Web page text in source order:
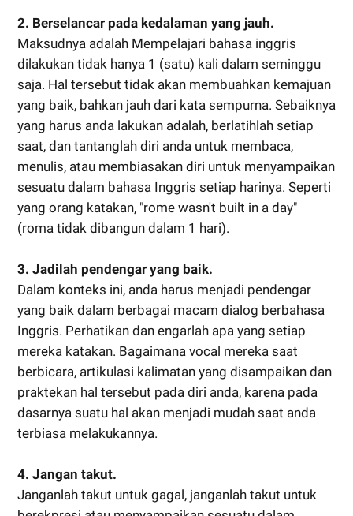
2. Berselancar pada kedalaman yang jauh.
Maksudnya adalah Mempelajari bahasa inggris
dilakukan tidak hanya 1 (satu) kali dalam seminggu
saja. Hal tersebut tidak akan membuahkan kemajuan
yang baik, bahkan jauh dari kata sempurna. Sebaiknya
yang harus anda lakukan adalah, berlatihlah setiap
saat, dan tantanglah diri anda untuk membaca,
menulis, atau membiasakan diri untuk menyampaikan
sesuatu dalam bahasa Inggris setiap harinya. Seperti
yang orang katakan, "rome wasn't built in a day"
(roma tidak dibangun dalam 1 hari).
3. Jadilah pendengar yang baik.
Dalam konteks ini, anda harus menjadi pendengar
yang baik dalam berbagai macam dialog berbahasa
Inggris. Perhatikan dan engarlah apa yang setiap
mereka katakan. Bagaimana vocal mereka saat
berbicara, artikulasi kalimatan yang disampaikan dan
praktekan hal tersebut pada diri anda, karena pada
dasarnya suatu hal akan menjadi mudah saat anda
terbiasa melakukannya.
4. Jangan takut.
Janganlah takut untuk gagal, janganlah takut untuk